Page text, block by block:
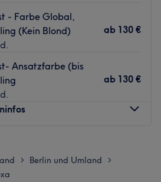
creativity, and keen
and trends. The stylist
precision — professional,
to date with the latest styles.
styling, hair coloring.
- Farbe Global,
(Kein Blond)
ab 130 €
Ansatzfarbe (bis
ab 130 €
10:00 – 19:00
> Berlin und Umland >